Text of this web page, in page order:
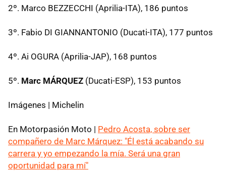
2º. Marco BEZZECCHI (Aprilia-ITA), 186 puntos
3º. Fabio DI GIANNANTONIO (Ducati-ITA), 177 puntos
4º. Ai OGURA (Aprilia-JAP), 168 puntos
5º. Marc MÁRQUEZ (Ducati-ESP), 153 puntos
Imágenes | Michelin
En Motorpasión Moto | Pedro Acosta, sobre ser
compañero de Marc Márquez: "Él está acabando su
carrera y yo empezando la mía. Será una gran
oportunidad para mí"